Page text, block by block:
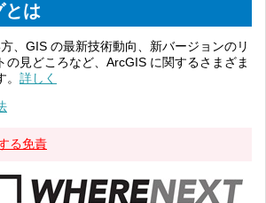
とは
、GIS の最新技術動向、新バージョンのリ
の見どころなど、ArcGIS に関するさまざま
詳しく
る免責